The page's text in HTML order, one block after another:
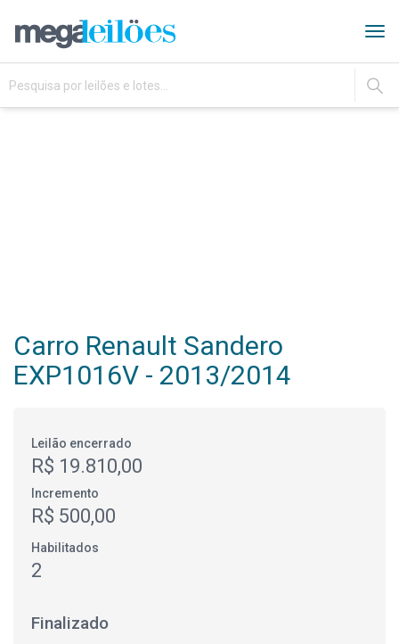
IR
Carro Renault Sandero
EXP1016V - 2013/2014
Leilão encerrado
R$ 19.810,00
Incremento
R$ 500,00
Habilitados
2
Finalizado